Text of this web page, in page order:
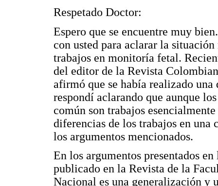
Respetado Doctor:
Espero que se encuentre muy
con usted para aclarar la
trabajos en monitoría fetal.
del editor de la Revista
afirmó que se había realizado
respondí aclarando que aunque
común son trabajos
diferencias de los trabajos en una
los argumentos mencionados.
En los argumentos presentados
publicado en la Revista de la
Nacional es una generalización y